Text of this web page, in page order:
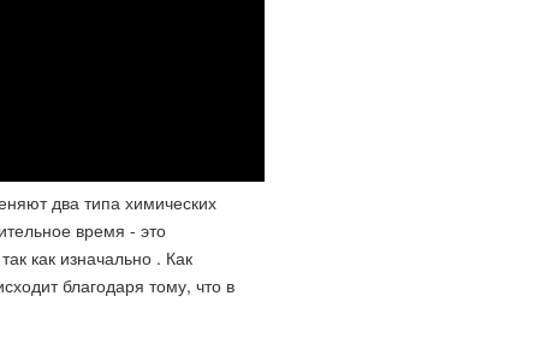
два типа химических
время - это
как изначально . Как
благодаря тому, что в